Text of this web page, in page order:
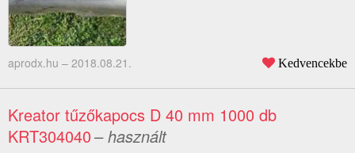
aprodx.hu – 2018.08.21. Kedvencekbe
Kreator tűzőkapocs D 40 mm 1000 db
KRT304040– használt